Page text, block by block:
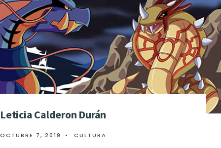
Leticia Calderon Durán
OCTUBRE 7, 2019 • CULTURA